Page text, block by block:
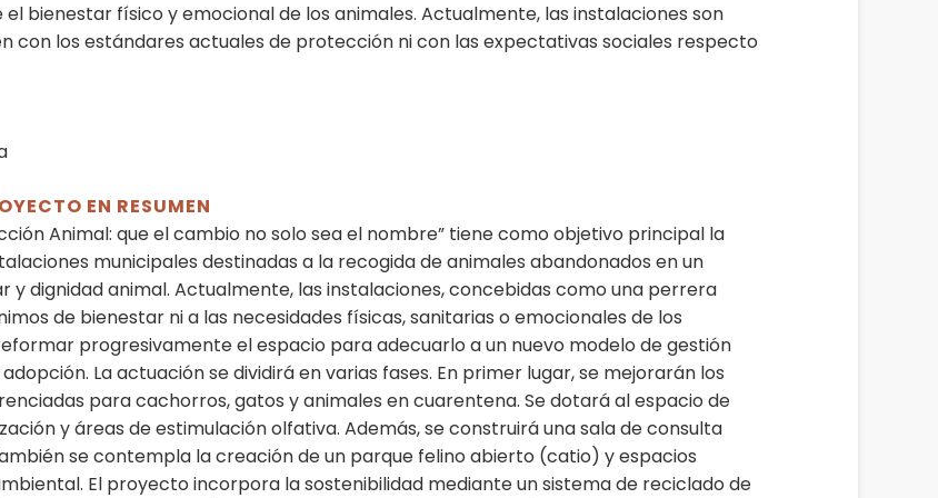
bienestar físico y emocional de los animales. Actualmente, las instalaciones son
con los estándares actuales de protección ni con las expectativas sociales respecto
EN RESUMEN
Animal: que el cambio no solo sea el nombre” tiene como objetivo principal la
municipales destinadas a la recogida de animales abandonados en un
dignidad animal. Actualmente, las instalaciones, concebidas como una perrera
de bienestar ni a las necesidades físicas, sanitarias o emocionales de los
progresivamente el espacio para adecuarlo a un nuevo modelo de gestión
La actuación se dividirá en varias fases. En primer lugar, se mejorarán los
para cachorros, gatos y animales en cuarentena. Se dotará al espacio de
y áreas de estimulación olfativa. Además, se construirá una sala de consulta
se contempla la creación de un parque felino abierto (catio) y espacios
El proyecto incorpora la sostenibilidad mediante un sistema de reciclado de